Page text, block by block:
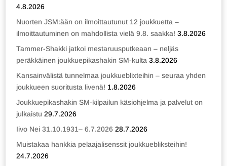
4.8.2026
Nuorten JSM:ään on ilmoittautunut 12 joukkuetta –
ilmoittautuminen on mahdollista vielä 9.8. saakka! 3.8.2026
Tammer-Shakki jatkoi mestaruusputkeaan – neljäs
peräkkäinen joukkuepikashakin SM-kulta 3.8.2026
Kansainvälistä tunnelmaa joukkueblixteihin – seuraa yhden
joukkueen suoritusta livenä! 1.8.2026
Joukkuepikashakin SM-kilpailun käsiohjelma ja palvelut on
julkaistu 29.7.2026
Iivo Nei 31.10.1931– 6.7.2026 28.7.2026
Muistakaa hankkia pelaajalisenssit joukkuebliksteihin!
24.7.2026